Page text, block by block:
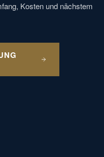
Kosten und nächstem